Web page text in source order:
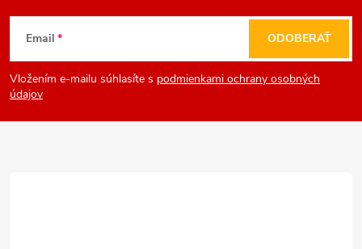
Z
á
p
Email
Vložením e-mailu súhlasíte s podmienkami ochrany osobných
údajov
ODOBERAŤ